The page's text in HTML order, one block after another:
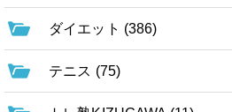
ダイエット (386)
テニス (75)